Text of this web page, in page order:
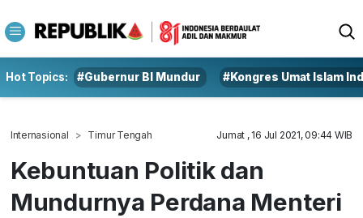
Hot Topics: #Gubernur BI Mundur #Kongres Umat Islam
Internasional Timur Tengah Jumat , 16 Jul 2021, 09:44 WIB
Kebuntuan Politik dan
Mundurnya Perdana Menteri